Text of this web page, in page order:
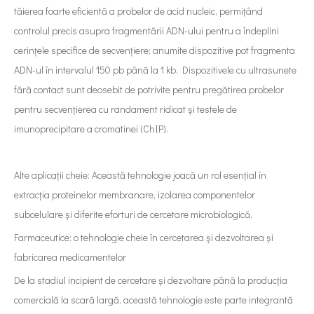
tăierea foarte eficientă a probelor de acid nucleic, permițând
controlul precis asupra fragmentării ADN-ului pentru a îndeplini
cerințele specifice de secvențiere; anumite dispozitive pot fragmenta
ADN-ul în intervalul 150 pb până la 1 kb. Dispozitivele cu ultrasunete
fără contact sunt deosebit de potrivite pentru pregătirea probelor
pentru secvențierea cu randament ridicat și testele de
imunoprecipitare a cromatinei (ChIP).
Alte aplicații cheie: Această tehnologie joacă un rol esențial în
extracția proteinelor membranare, izolarea componentelor
subcelulare și diferite eforturi de cercetare microbiologică.
Farmaceutice: o tehnologie cheie în cercetarea și dezvoltarea și
fabricarea medicamentelor
De la stadiul incipient de cercetare și dezvoltare până la producția
comercială la scară largă, această tehnologie este parte integrantă